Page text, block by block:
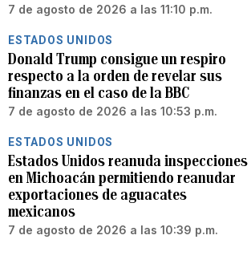
7 de agosto de 2026 a las 11:10 p.m.
ESTADOS UNIDOS
Donald Trump consigue un respiro
respecto a la orden de revelar sus
finanzas en el caso de la BBC
7 de agosto de 2026 a las 10:53 p.m.
ESTADOS UNIDOS
Estados Unidos reanuda inspecciones
en Michoacán permitiendo reanudar
exportaciones de aguacates
mexicanos
7 de agosto de 2026 a las 10:39 p.m.